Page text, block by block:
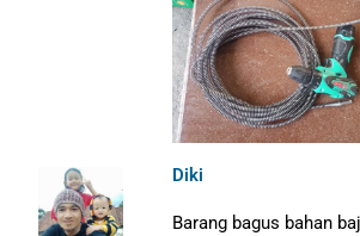
Diki
Barang bagus bahan